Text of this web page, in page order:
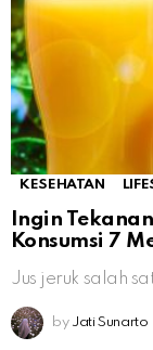
KESEHATAN
Ingin
Konsumsi 7
Jus jeruk salah
by Jati Sunarto